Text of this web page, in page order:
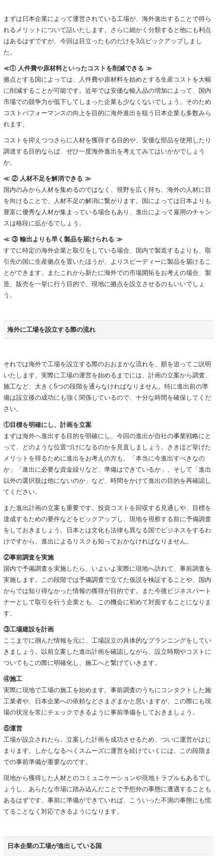
まずは日本企業によって運営されている工場が、海外進出することで得ら
れるメリットについて話いたします。さらに細かく分類すると他にも利点
はあるはずですが、今回は目立ったものだけを3点ピックアップしまし
た。
≪① 人件費や原材料といったコストを削減できる ≫
拠点とする国によっては、人件費や原材料を始めとする生産コストを大幅
に削減することが可能です。近年では安価な輸入品の増加によって、国内
市場での競争力が低下してしまった企業も少なくないでしょう。そのため
コストパフォーマンスの向上を目的に海外進出を狙う日本企業も多数みら
れます。
コストを抑えつつさらに人材を獲得する目的や、安価な部品を使用したり
調達する目的ならば、ぜひ一度海外進出を考えてみてはいかがでしょう
か。
≪ ② 人材不足を解消できる ≫
国内のみから人材を集めるのではなく、視野を広く持ち、海外の人材に目
を向けることで、人材不足の解消に繋がります。国によっては日本よりも
豊富に優秀な人材が集まっている場合もあり、進出によって雇用のチャン
スは格段に拡がるでしょう。
≪ ③ 輸出よりも早く製品を届けられる ≫
すでに特定の海外企業と取引をしている場合、国内で製造するよりも、取
引先の国に生産拠点を置いたほうが、よりスピーディーに製品を届けるこ
とができます。またこれから新たに海外での市場開拓をお考えの場合、製
造、販売を一挙に行う目的で、現地に拠点を設立させるのもいいでしょ
う。
海外に工場を設立する際の流れ
それでは海外で工場を設立する際のおおまかな流れを、順を追ってご説明
いたします。実際に工場の運営を始めるまでには、計画の立案から調査、
施工など、大きく5つの段階を通らなければなりません。特に進出前の準
備は設立後の成功にも強く関係しているので、十分な時間を確保してくだ
さい。
①目標を明確にし、計画を立案
まずは海外へ進出する目的を明確にし、今回の進出が自社の事業戦略にと
って、どのような位置づけになるのかを見直しましょう。さきほど挙げた
メリットを得るために進出をお考えの方も、「本当に今進出すべきなの
か」「進出に必要な資金繰りなど、準備はできているか」、そして「進出
以外の選択肢は他にないのか」など、時間をかけて進出の目的を再確認し
てください。
また進出計画の立案も重要です。投資コストを回収する見通しや、目標を
達成するための要件などをピックアップし、現地を視察する前に予備調査
をしておきましょう。日本とは文化も法律も異なる国でビジネスをするわ
けですから、進出によるリスクも知っておかなければなりません。
②事前調査を実施
国内で予備調査を実施したら、いよいよ実際に現地へ訪れて、事前調査を
実施します。この段階では予備調査で立てた仮説を検証することや、国内
からでは知り得なかった情報の獲得が目的です。また今後ビジネスパート
ナーとして取引を行う企業とも、この機会に初めて対面することになりま
す。
③工場建設を計画
ここまでに掴んだ情報を元に、工場設立の具体的なプランニングをしてい
きましょう。以前立案した進出計画を確認しながら、設立時期やコストに
ついてもこの際に明確化し、施工へと繋げていきます。
④施工
実際に現地で工場の施工を始めます。事前調査のうちにコンタクトした施
工業者や、日本企業への依頼などさまざまかと思いますが、この際にも現
場の状況を常にチェックできるように事前準備をしておきましょう。
⑤運営
工場が設立されたら、立案した計画を成功させるため、ついに運営がはじ
まります。しかしなるべくスムーズに運営を続けていくには、この段階ま
での事前準備が重要なのです。
現地から獲得した人材とのコミュニケーションや現地トラブルもあるでし
ょうし、あらたな市場に踏み込んだことで予想外の事態に遭遇することも
あるはずです。事前に準備ができていれば、こういった不測の事態にも慌
てることなく対応できるようになります。
日本企業の工場が進出している国